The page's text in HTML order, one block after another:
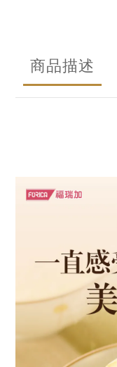
商品描述